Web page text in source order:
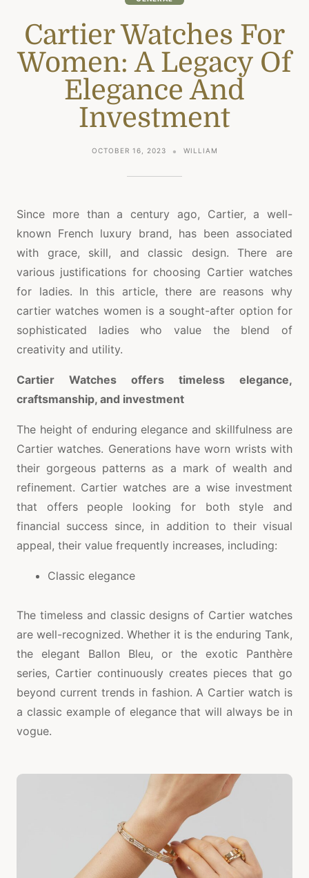
Cartier Watches For
Women: A Legacy Of
Elegance And
Investment
OCTOBER 16, 2023 WILLIAM
Since more than a century ago, Cartier, a well-
known French luxury brand, has been associated
with grace, skill, and classic design. There are
various justifications for choosing Cartier watches
for ladies. In this article, there are reasons why
cartier watches women is a sought-after option for
sophisticated ladies who value the blend of
creativity and utility.
Cartier Watches offers timeless elegance,
craftsmanship, and investment
The height of enduring elegance and skillfulness are
Cartier watches. Generations have worn wrists with
their gorgeous patterns as a mark of wealth and
refinement. Cartier watches are a wise investment
that offers people looking for both style and
financial success since, in addition to their visual
appeal, their value frequently increases, including:
Classic elegance
The timeless and classic designs of Cartier watches
are well-recognized. Whether it is the enduring Tank,
the elegant Ballon Bleu, or the exotic Panthère
series, Cartier continuously creates pieces that go
beyond current trends in fashion. A Cartier watch is
a classic example of elegance that will always be in
vogue.